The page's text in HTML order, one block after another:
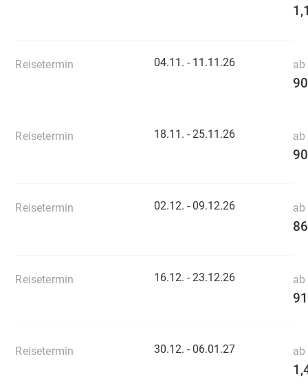
Reisetermin 04.11. - 11.11.26 ab
Reisetermin 18.11. - 25.11.26 ab
Reisetermin 02.12. - 09.12.26 ab
Reisetermin 16.12. - 23.12.26 ab
Reisetermin 30.12. - 06.01.27 ab